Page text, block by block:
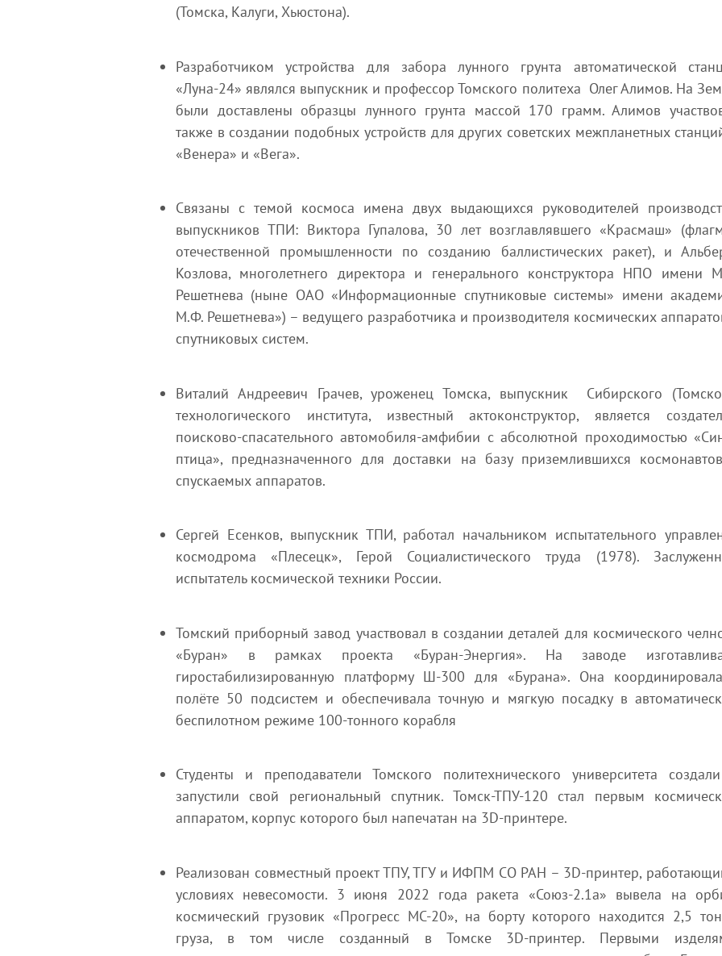
(Томска, Калуги, Хьюстона).
Разработчиком устройства для забора лунного грунта автоматической
«Луна-24» являлся выпускник и профессор Томского политеха Олег Алимов. На
были доставлены образцы лунного грунта массой 170 грамм. Алимов
также в создании подобных устройств для других советских межпланетных
«Венера» и «Вега».
Связаны с темой космоса имена двух выдающихся руководителей
выпускников ТПИ: Виктора Гупалова, 30 лет возглавлявшего «Красмаш»
отечественной промышленности по созданию баллистических ракет), и
Козлова, многолетнего директора и генерального конструктора НПО имени
Решетнева (ныне ОАО «Информационные спутниковые системы» имени
М.Ф. Решетнева») – ведущего разработчика и производителя космических
спутниковых систем.
Виталий Андреевич Грачев, уроженец Томска, выпускник Сибирского
технологического института, известный актоконструктор, является
поисково-спасательного автомобиля-амфибии с абсолютной проходимостью
птица», предназначенного для доставки на базу приземлившихся
спускаемых аппаратов.
Сергей Есенков, выпускник ТПИ, работал начальником испытательного
космодрома «Плесецк», Герой Социалистического труда (1978).
испытатель космической техники России.
Томский приборный завод участвовал в создании деталей для космического
«Буран» в рамках проекта «Буран-Энергия». На заводе
гиростабилизированную платформу Ш-300 для «Бурана». Она
полёте 50 подсистем и обеспечивала точную и мягкую посадку в
беспилотном режиме 100-тонного корабля
Студенты и преподаватели Томского политехнического университета
запустили свой региональный спутник. Томск-ТПУ-120 стал первым
аппаратом, корпус которого был напечатан на 3D-принтере.
Реализован совместный проект ТПУ, ТГУ и ИФПМ СО РАН – 3D-принтер,
условиях невесомости. 3 июня 2022 года ракета «Союз-2.1а» вывела на
космический грузовик «Прогресс МС-20», на борту которого находится 2,5
груза, в том числе созданный в Томске 3D-принтер. Первыми